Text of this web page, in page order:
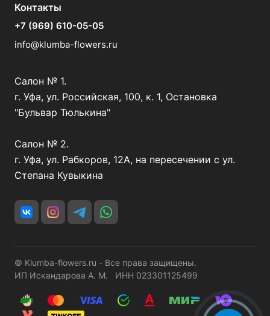
Контакты
+7 (969) 610-05-05
info@klumba-flowers.ru
Салон № 1.
г. Уфа, ул. Российская, 100, к. 1, Остановка
"Бульвар Тюлькина"
Салон № 2.
г. Уфа, ул. Рабкоров, 12А, на пересечении с ул.
Степана Кувыкина
© Klumba-flowers.ru - Все права защищены.
ИП Искандарова А. М. ИНН 023301125499